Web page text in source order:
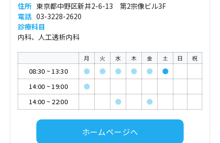
住所 東京都中野区新井2-6-13 第2宗像ビル3F
電話 03-3228-2620
診療科目
内科、人工透析内科
月 火 水 木 金 土 日 祝
08:30 ~13:30 ● ● ● ● ●
●
14:00 ~19:00
●
14:00 ~ 22:00 ● ●
ホームページへ